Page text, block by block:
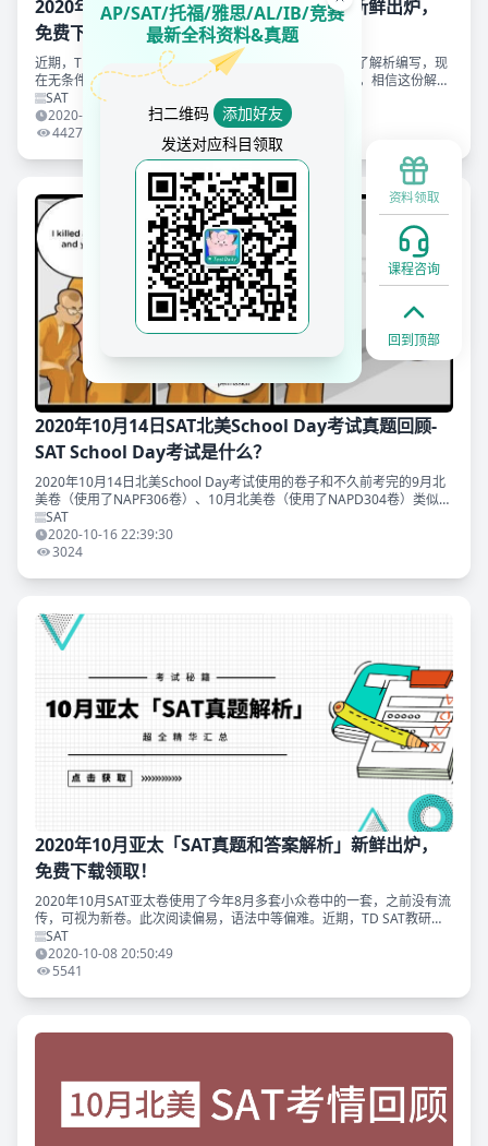
2020年10月北美「SAT真题和答案解析」新鲜出炉，
免费下载领取！
近期，TD SAT教研组对2020年10月北美的SAT真题进行了解析编写，现
在无条件分享给各位同学。如果你未来还要参加SAT考试，相信这份解析
会对你非常有价值。 同时我们准备好了2020年10月北美SAT精校版的
SAT
2020-10-23 12:14:26
4427
2020年10月14日SAT北美School Day考试真题回顾-
SAT School Day考试是什么？
2020年10月14日北美School Day考试使用的卷子和不久前考完的9月北
美卷（使用了NAPF306卷）、10月北美卷（使用了NAPD304卷）类似，
也是2019年6月多套卷中的一套（NAPK311卷）。这
SAT
2020-10-16 22:39:30
3024
2020年10月亚太「SAT真题和答案解析」新鲜出炉，
免费下载领取！
2020年10月SAT亚太卷使用了今年8月多套小众卷中的一套，之前没有流
传，可视为新卷。此次阅读偏易，语法中等偏难。近期，TD SAT教研组
对今年10月亚太的SAT真题的阅读和语法部分进行了解析编写，现在无条
件分
SAT
2020-10-08 20:50:49
5541
资料领取
课程咨询
回到顶部
AP/SAT/托福/雅思/AL/IB/竞赛
最新全科资料&真题
扫二维码
添加好友
发送对应科目领取